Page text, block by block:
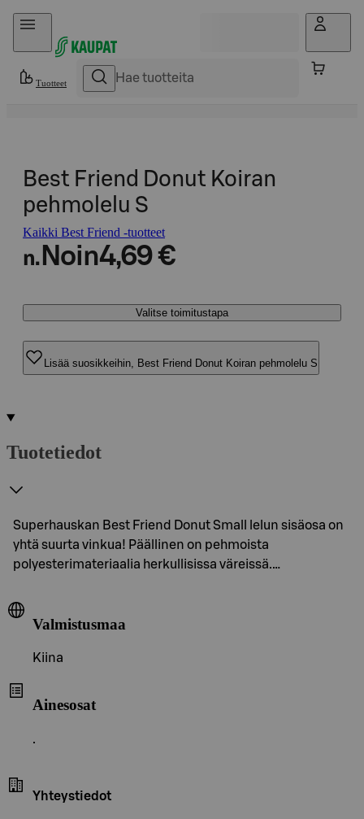
Hyppää sisältöön
Tuotteet
Best Friend Donut Koiran
pehmolelu S
Kaikki Best Friend -tuotteet
n. Noin4,69 €
Valitse toimitustapa
Lisää suosikkeihin, Best Friend Donut Koiran pehmolelu S
Tuotetiedot
Superhauskan Best Friend Donut Small lelun sisäosa on
yhtä suurta vinkua! Päällinen on pehmoista
polyesterimateriaalia herkullisissa väreissä.…
Valmistusmaa
Kiina
Ainesosat
.
Yhteystiedot